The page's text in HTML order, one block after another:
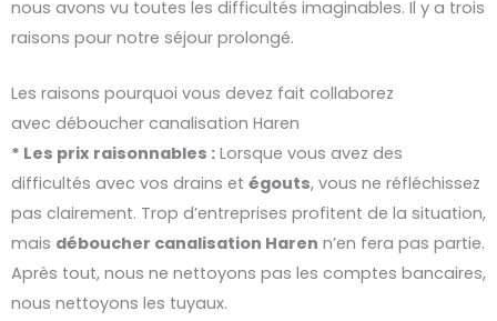
nous avons vu toutes les difficultés imaginables. Il y a trois
raisons pour notre séjour prolongé.
Les raisons pourquoi vous devez fait collaborez
avec déboucher canalisation Haren
* Les prix raisonnables : Lorsque vous avez des
difficultés avec vos drains et égouts, vous ne réfléchissez
pas clairement. Trop d’entreprises profitent de la situation,
mais déboucher canalisation Haren n’en fera pas partie.
Après tout, nous ne nettoyons pas les comptes bancaires,
nous nettoyons les tuyaux.